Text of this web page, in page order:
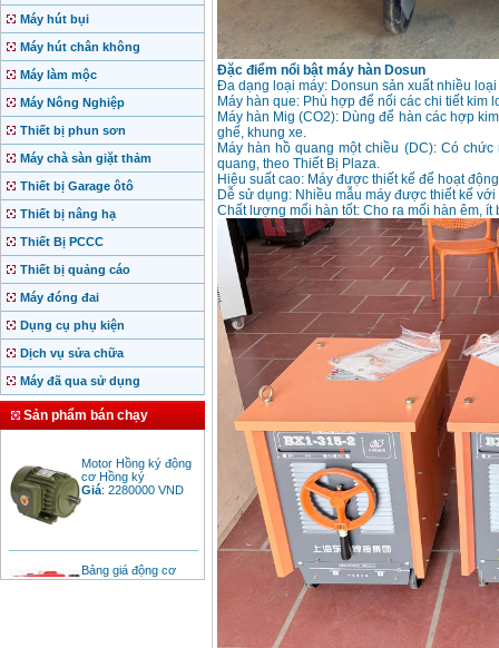
Máy hút bụi
Máy hút chân không
Máy làm mộc
Máy Nông Nghiệp
Thiết bị phun sơn
Máy chà sàn giặt thảm
Thiết bị Garage ôtô
Thiết bị nâng hạ
Thiết Bị PCCC
Thiết bị quảng cáo
Máy đóng đai
Dụng cụ phụ kiện
Dịch vụ sửa chữa
Máy đã qua sử dụng
Sản phẩm bán chạy
cơ Hồng ký
Giá:2280000 VND
Bảng giá động cơ
diesel đầu nổ diesel
Giá:6500000VND
Đặc điểm nổi bật máy hàn Dosun
Đa dạng loại máy: Donsun sản xuất nhiều
Máy hàn que: Phù hợp để nối các chi tiết kim
Máy hàn Mig (CO2): Dùng để hàn các hợp
ghế, khung xe.
Máy hàn hồ quang một chiều (DC): Có
quang, theo Thiết Bị Plaza.
Hiệu suất cao: Máy được thiết kế để hoạt
Dễ sử dụng: Nhiều mẫu máy được thiết kế
Chất lượng mối hàn tốt: Cho ra mối hàn êm,